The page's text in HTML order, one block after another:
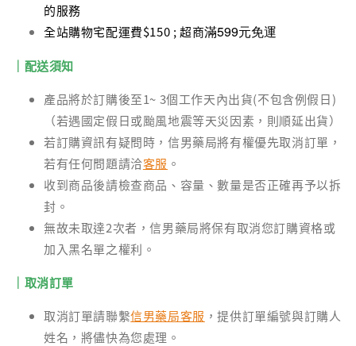
的服務
全站購物宅配運費$150 ; 超商滿599元免運
｜配送須知
產品將於訂購後至1~ 3個工作天內出貨(不包含例假日)
（若遇國定假日或颱風地震等天災因素，則順延出貨）
若訂購資訊有疑問時，信男藥局將有權優先取消訂單，
若有任何問題請洽客服 。
收到商品後請檢查商品、容量、數量是否正確再予以拆
封。
無故未取達2次者，信男藥局將保有取消您訂購資格或
加入黑名單之權利。
｜取消訂單
取消訂單請聯繫信男藥局客服 ，提供訂單編號與訂購人
姓名，將儘快為您處理。